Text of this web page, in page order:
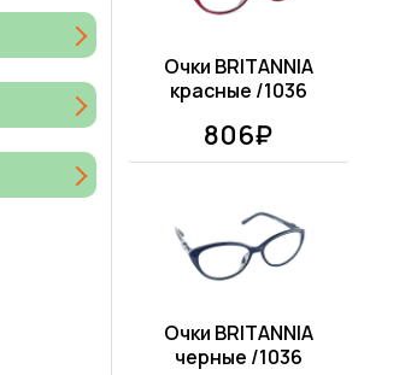
Очки BRITANNIA
красные /1036
806₽
Очки BRITANNIA
черные /1036